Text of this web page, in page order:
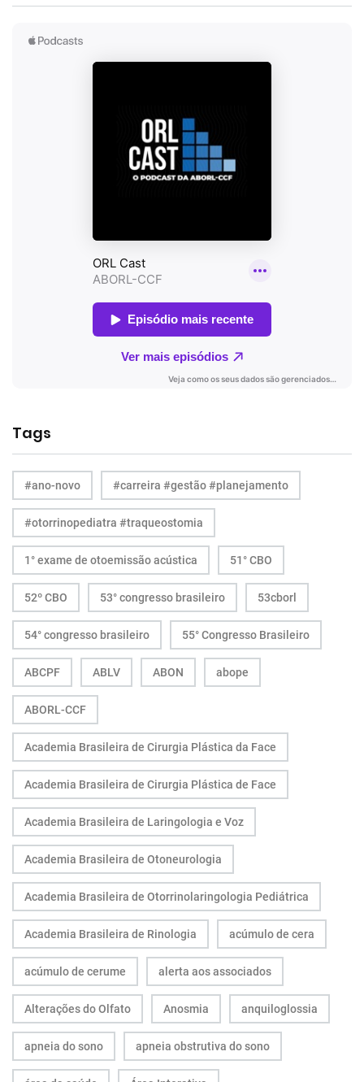
Tags
#ano-novo #carreira #gestão #planejamento
#otorrinopediatra #traqueostomia
1° exame de otoemissão acústica 51° CBO
52º CBO 53° congresso brasileiro 53cborl
54° congresso brasileiro 55° Congresso Brasileiro
ABCPF ABLV ABON abope
ABORL-CCF
Academia Brasileira de Cirurgia Plástica da Face
Academia Brasileira de Cirurgia Plástica de Face
Academia Brasileira de Laringologia e Voz
Academia Brasileira de Otoneurologia
Academia Brasileira de Otorrinolaringologia Pediátrica
Academia Brasileira de Rinologia acúmulo de cera
acúmulo de cerume alerta aos associados
Alterações do Olfato Anosmia anquiloglossia
apneia do sono apneia obstrutiva do sono